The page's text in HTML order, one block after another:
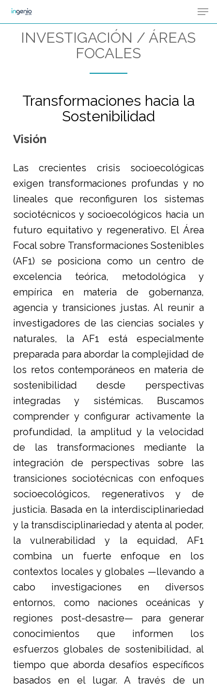
Skip
to
INVESTIGACIÓN / ÁREAS
FOCALES
Transformaciones hacia la
Sostenibilidad
Visión
Las crecientes crisis socioecológicas
exigen transformaciones profundas y no
lineales que reconfiguren los sistemas
sociotécnicos y socioecológicos hacia un
futuro equitativo y regenerativo. El Área
Focal sobre Transformaciones Sostenibles
(AF1) se posiciona como un centro de
excelencia teórica, metodológica y
empírica en materia de gobernanza,
agencia y transiciones justas. Al reunir a
investigadores de las ciencias sociales y
naturales, la AF1 está especialmente
preparada para abordar la complejidad de
los retos contemporáneos en materia de
sostenibilidad desde perspectivas
integradas y sistémicas. Buscamos
comprender y configurar activamente la
profundidad, la amplitud y la velocidad
de las transformaciones mediante la
integración de perspectivas sobre las
transiciones sociotécnicas con enfoques
socioecológicos, regenerativos y de
justicia. Basada en la interdisciplinariedad
y la transdisciplinariedad y atenta al poder,
la vulnerabilidad y la equidad, AF1
combina un fuerte enfoque en los
contextos locales y globales —llevando a
cabo investigaciones en diversos
entornos, como naciones oceánicas y
regiones post-desastre— para generar
conocimientos que informen los
esfuerzos globales de sostenibilidad, al
tiempo que aborda desafíos específicos
basados en el lugar. A través de un
Menu